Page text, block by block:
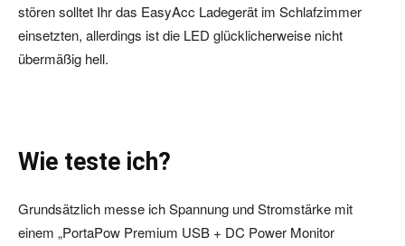
stören solltet Ihr das EasyAcc Ladegerät im Schlafzimmer
einsetzten, allerdings ist die LED glücklicherweise nicht
übermäßig hell.
Wie teste ich?
Grundsätzlich messe ich Spannung und Stromstärke mit
einem „PortaPow Premium USB + DC Power Monitor